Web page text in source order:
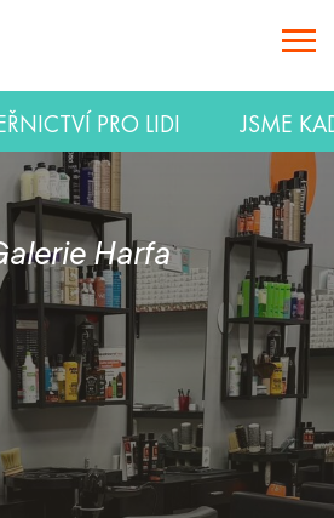
PRO LIDI JSME
Harfa